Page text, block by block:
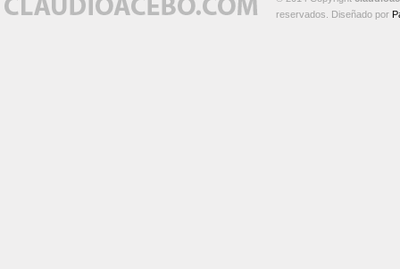
reservados. Diseñado por